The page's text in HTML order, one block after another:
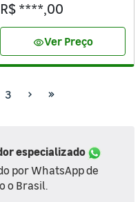
Delinia
R$ ****,00
visibilityVer Preço
3
especializado
por WhatsApp de
o Brasil.